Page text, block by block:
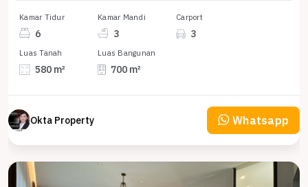
Kamar Tidur
6
Kamar Mandi
3
Carport
3
Luas Tanah
580 m²
Luas Bangunan
700 m²
Okta Property Whatsapp